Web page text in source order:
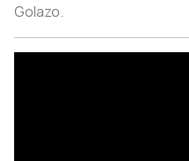
Golazo.